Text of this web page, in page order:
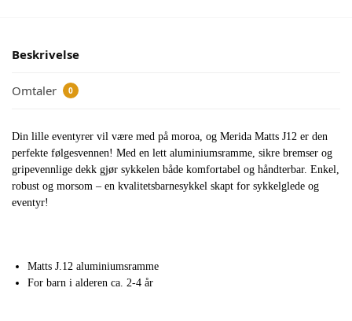
Beskrivelse
Omtaler 0
Din lille eventyrer vil være med på moroa, og Merida Matts J12 er den
perfekte følgesvennen! Med en lett aluminiumsramme, sikre bremser og
gripevennlige dekk gjør sykkelen både komfortabel og håndterbar. Enkel,
robust og morsom – en kvalitetsbarnesykkel skapt for sykkelglede og
eventyr!
Matts J.12 aluminiumsramme
For barn i alderen ca. 2-4 år